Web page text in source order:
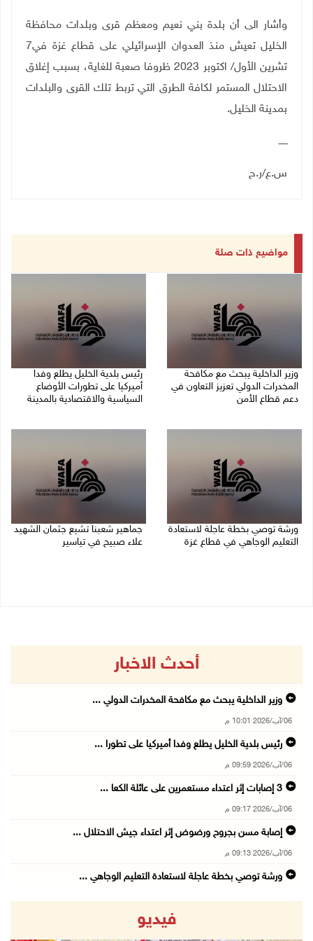
وأشار الى أن بلدة بني نعيم ومعظم قرى وبلدات محافظة
الخليل تعيش منذ العدوان الإسرائيلي على قطاع غزة في7
تشرين الأول/ اكتوبر 2023 ظروفا صعبة للغاية، بسبب إغلاق
الاحتلال المستمر لكافة الطرق التي تربط تلك القرى والبلدات
بمدينة الخليل.
ــــــ
س.ع/ر.ح
مواضيع ذات صلة
وزير الداخلية يبحث مع مكافحة
المخدرات الدولي تعزيز التعاون في
دعم قطاع الأمن
رئيس بلدية الخليل يطلع وفدا
أميركيا على تطورات الأوضاع
السياسية والاقتصادية بالمدينة
ورشة توصي بخطة عاجلة لاستعادة
التعليم الوجاهي في قطاع غزة
جماهير شعبنا تشيع جثمان الشهيد
علاء صبيح في تياسير
أحدث الاخبار
وزير الداخلية يبحث مع مكافحة المخدرات الدولي ...
06/آب/2026 10:01 م
رئيس بلدية الخليل يطلع وفدا أميركيا على تطورا ...
06/آب/2026 09:59 م
06/آب/2026 09:17 م
إصابة مسن بجروح ورضوض إثر اعتداء جيش الاحتلال ...
06/آب/2026 09:13 م
ورشة توصي بخطة عاجلة لاستعادة التعليم الوجاهي ...
الرئيس يستقبل مجلس بلدية رام الله ويشدد على د ...
فيديو